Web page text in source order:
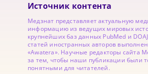
Источник контента
Медзнат представляет актуальную
информацию из ведущих мировых
крупнейших баз данных PubMed и
статей иностранных авторов
«Awatera». Научные редакторы сайта
за тем, чтобы наши публикации были
понятными для читателей.